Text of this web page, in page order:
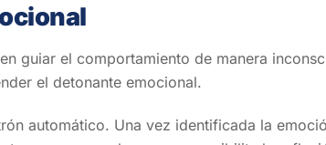
guiar el comportamiento de manera
el detonante emocional.
automático. Una vez identificada la